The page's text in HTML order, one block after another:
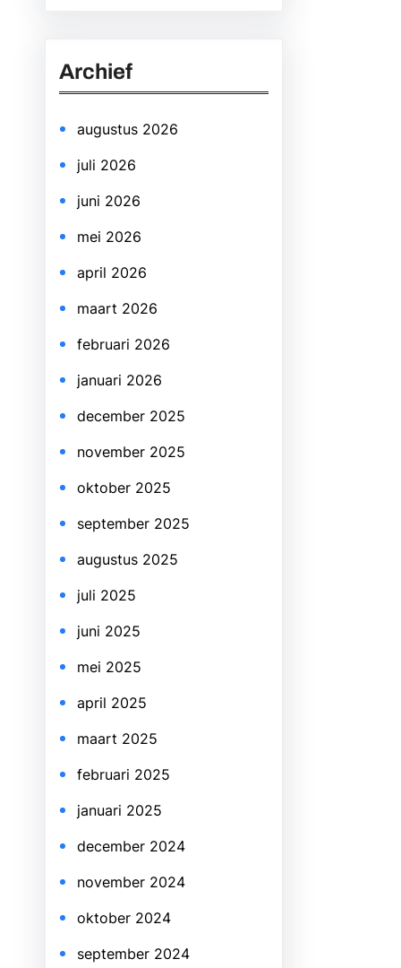
c
Archief
augustus 2026
juli 2026
juni 2026
mei 2026
april 2026
maart 2026
februari 2026
januari 2026
december 2025
november 2025
oktober 2025
september 2025
augustus 2025
juli 2025
juni 2025
mei 2025
april 2025
maart 2025
februari 2025
januari 2025
december 2024
november 2024
oktober 2024
september 2024